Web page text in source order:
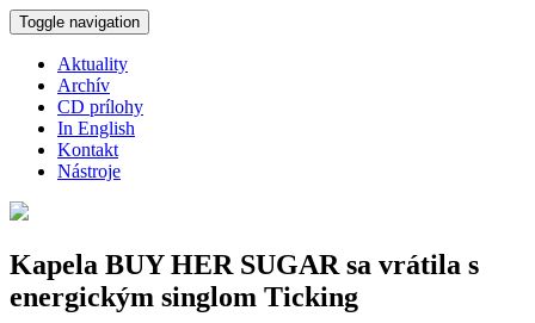
Skočiť na hlavný obsah
Toggle navigation
Aktuality
Archív
CD prílohy
In English
Kontakt
Nástroje
Kapela BUY HER SUGAR sa vrátila s
energickým singlom Ticking